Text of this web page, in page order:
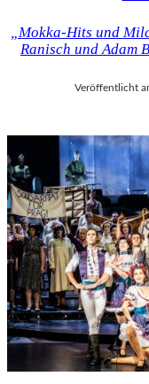
„Mokka-Hits und
Ranisch und Adam
Veröffentlicht